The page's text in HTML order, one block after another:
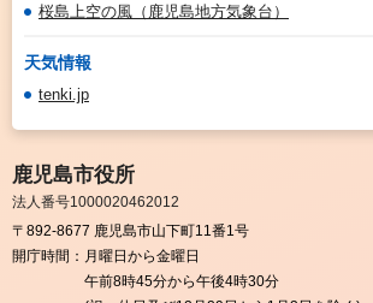
桜島上空の風（鹿児島地方気象台）
天気情報
tenki.jp
鹿児島市役所
法人番号1000020462012
〒892-8677 鹿児島市山下町11番1号
開庁時間： 月曜日から金曜日
午前8時45分から午後4時30分